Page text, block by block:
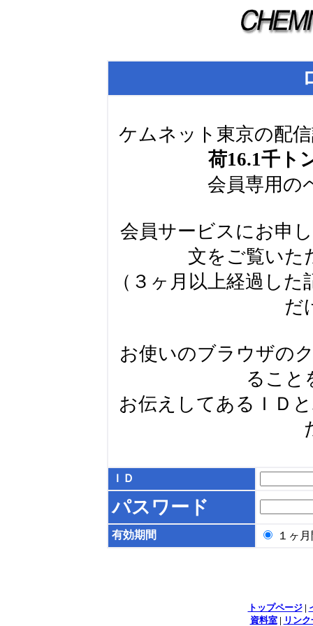
ケムネット東京の配
荷16.1千ト
会員専用の
会員サービスにお申
文をご覧いた
（３ヶ月以上経過し
だ
お使いのブラウザの
ること
お伝えしてあるＩＤ
ＩＤ
パスワード
有効期間 １ヶ
トップページ|
資料室| リン